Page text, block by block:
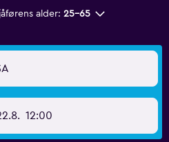
alder: 25–65
12:00